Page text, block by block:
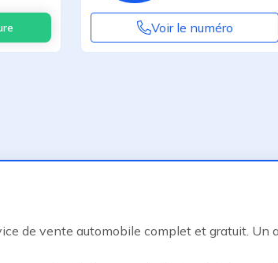
Voir le numéro
de vente automobile complet et gratuit. Un